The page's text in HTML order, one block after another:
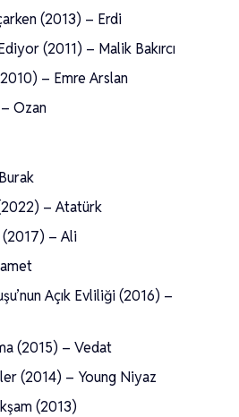
(2013) – Erdi
(2011) – Malik Bakırcı
– Emre Arslan
Ozan
– Atatürk
(2017) – Ali
Açık Evliliği (2016) –
(2015) – Vedat
(2014) – Young Niyaz
(2013)